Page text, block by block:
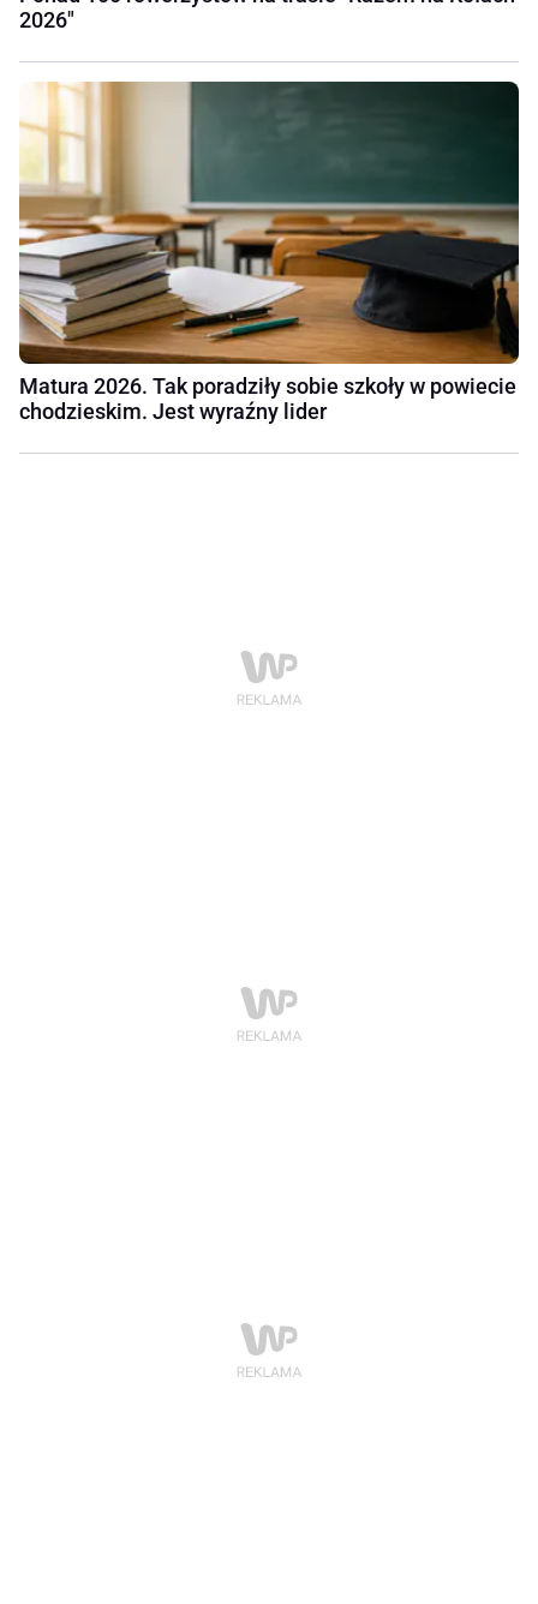
2026"
Matura 2026. Tak poradziły sobie szkoły w powiecie
chodzieskim. Jest wyraźny lider